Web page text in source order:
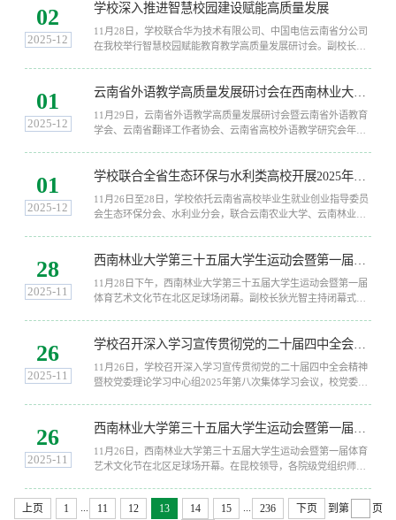
校建设特色鲜明、国际知名的高水平大学的关键时期，要深刻认
校“十五五”规划的重大意义。会议强调，要深入贯彻落实党的二
十届四中全会精神，...
02
2025-12
学校深入推进智慧校园建设赋能高质量发展
11月28日，学校联合华为技术有限公司、中国电信云南省分公司
在我校举行智慧校园赋能教育教学高质量发展研讨会。副校长、
校园建设赋能学校高质量发展，在教育信息化浪潮中勇立潮头，
术架构，打造了区域内首个可升级扩容、安全可靠、高速高效的
“全光+WiFi7”...
01
2025-12
云南省外语教学高质量发展研讨会在西南林业大学召开
11月29日，云南省外语教学高质量发展研讨会暨云南省外语教育
学会、云南省翻译工作者协会、云南省高校外语教学研究会年会
出，外语不仅是语言工具，更是跨文化沟通的桥梁，是讲好中国
世界。外语教学与研究出版社高等教育出版分社社长任倩在致辞
中强调了“数智时代”...
01
2025-12
学校联合全省生态环保与水利类高校开展2025年访企拓岗促就业活动
11月26日至28日，学校依托云南省高校毕业生就业创业指导委员
会生态环保分会、水利业分会，联合云南农业大学、云南林业职
挖掘更多优质就业岗位，推动高校就业工作高质量发展。活动期
座谈交流，双方共同研究政校企合作内容。4所高校分别对学科专
业优势、...
28
2025-11
西南林业大学第三十五届大学生运动会暨第一届体育艺术文化节闭幕
11月28日下午，西南林业大学第三十五届大学生运动会暨第一届
体育艺术文化节在北区足球场闭幕。副校长狄光智主持闭幕式并
裁判员、辛勤付出的工作人员及所有为运动会保驾护航的师生表
于进取的时代风貌，也集中展示了学校体育训练与竞赛水平，促
进了体育教育成果的交流共享，...
26
2025-11
学校召开深入学习宣传贯彻党的二十届四中全会精神暨校党委理论学习中心组2025年第八次集体学习会议
11月26日，学校召开深入学习宣传贯彻党的二十届四中全会精神
暨校党委理论学习中心组2025年第八次集体学习会议，校党委书
办、材料与化学工程学院和园林园艺学院党员师生代表参加会
四中全会精神》为题，从前进的方向、目标任务、时代环境三个
维度阐释全会的重大意义，...
26
2025-11
西南林业大学第三十五届大学生运动会暨第一届体育艺术文化节开幕
11月26日，西南林业大学第三十五届大学生运动会暨第一届体育
艺术文化节在北区足球场开幕。在昆校领导，各院级党组织师生
分非遗传承人应邀参加开幕式。开幕式由副校长狄光智主持。开
幕式上，国旗方阵、校旗方阵、各院级代表队方阵依次入场，展
上页 1 ... 11 12 13 14 15 ... 236 下页 到第
页